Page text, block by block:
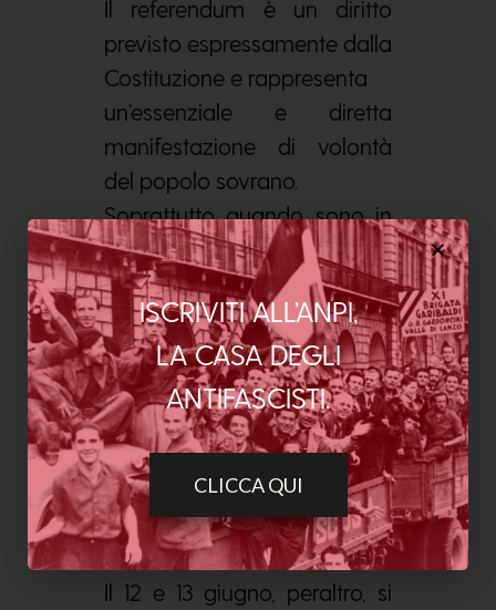
Il referendum è un diritto
previsto espressamente dalla
Costituzione e rappresenta
un’essenziale e diretta
manifestazione di volontà
del popolo sovrano.
Soprattutto quando sono in
gioco beni comuni e diritti
fondamentali,
costituzionalmente
tutelati, la manifestazione del
voto, in occasione di un
referendum, è anche un
dovere di
solidarietà politica e sociale,
a cui nessuno dovrebbe
sottrarsi.
Il 12 e 13 giugno, peraltro, si
ISCRIVITI ALL’ANPI,
LA CASA DEGLI
ANTIFASCISTI.
CLICCA QUI